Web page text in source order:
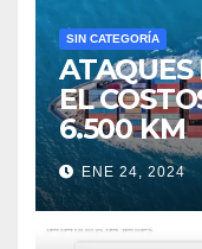
SIN CATEGORÍA
ATAQUES
EL
6.500 KM
ENE 24, 2024